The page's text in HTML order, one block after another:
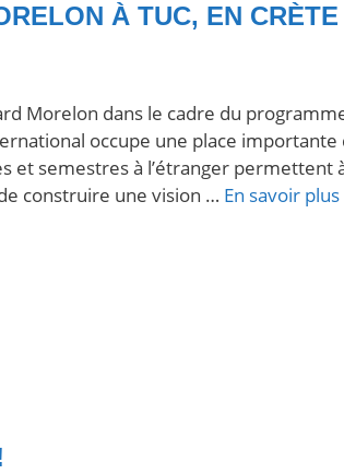
À TUC, EN CRÈTE
Morelon dans le cadre du
occupe une place
et semestres à l’étranger permettent
construire une vision … En savoir plus